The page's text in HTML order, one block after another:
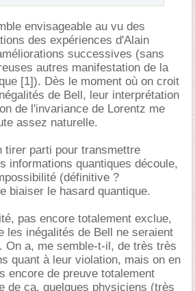
envisageable au vu des
des expériences d'Alain
successives (sans
autres manifestation de la
[1]). Dès le moment où on croit
de Bell, leur interprétation
de l'invariance de Lorentz me
assez naturelle.
tirer parti pour transmettre
informations quantiques découle,
(définitive ?
biaiser le hasard quantique.
pas encore totalement exclue,
les inégalités de Bell ne seraient
On a, me semble-t-il, de très très
quant à leur violation, mais on en
encore de preuve totalement
de ça, quelques physiciens (très